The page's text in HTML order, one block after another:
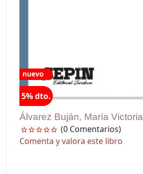
nuevo
5% dto.
Álvarez Buján, María Victoria
(0 Comentarios)
Comenta y valora este libro